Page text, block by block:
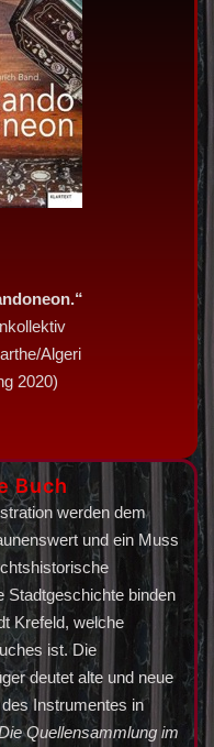
Algeri
2020)
Buch
werden dem
und ein Muss
Stadtgeschichte binden
Krefeld, welche
ist. Die
deutet alte und neue
Instrumentes in
Quellensammlung im